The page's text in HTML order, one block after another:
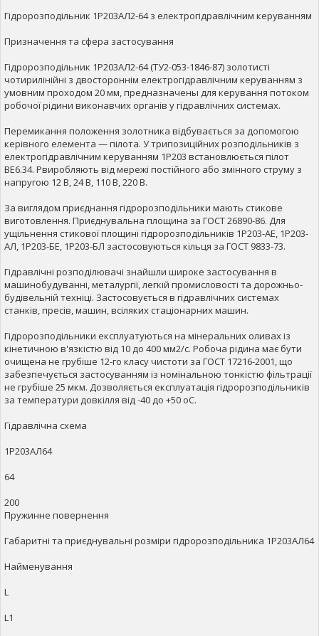
Гідророзподільник 1Р203АЛ2-64 з електрогідравлічним керуванням
Призначення та сфера застосування
Гідророзподільник 1Р203АЛ2-64 (ТУ2-053-1846-87) золотисті
чотирилінійні з двостороннім електрогідравлічним керуванням з
умовним проходом 20 мм, предназначены для керування потоком
робочої рідини виконавчих органів у гідравлічних системах.
Перемикання положення золотника відбувається за допомогою
керівного елемента — пілота. У трипозиційних розподільників з
електрогідравлічним керуванням 1Р203 встановлюється пілот
ВЕ6.34. Рвиробляють від мережі постійного або змінного струму з
напругою 12 В, 24 В, 110 В, 220 В.
За виглядом приєднання гідророзподільники мають стикове
виготовлення. Приєднувальна площина за ГОСТ 26890-86. Для
ущільнення стикової площині гідророзподільників 1Р203-АЕ, 1Р203-
АЛ, 1Р203-БЕ, 1Р203-БЛ застосовуються кільця за ГОСТ 9833-73.
Гідравлічні розподілювачі знайшли широке застосування в
машинобудуванні, металургії, легкій промисловості та дорожньо-
будівельній техніці. Застосовується в гідравлічних системах
станків, пресів, машин, всіляких стаціонарних машин.
Гідророзподільники експлуатуються на мінеральних оливах із
кінетичною в'язкістю від 10 до 400 мм2/с. Робоча рідина має бути
очищена не грубіше 12-го класу чистоти за ГОСТ 17216-2001, що
забезпечується застосуванням із номінальною тонкістю фільтрації
не грубіше 25 мкм. Дозволяється експлуатація гідророзподільників
за температури довкілля від -40 до +50 оС.
Гідравлічна схема
1Р203АЛ64
64
200
Пружинне повернення
Габаритні та приєднувальні розміри гідророзподільника 1Р203АЛ64
Найменування
L
L1